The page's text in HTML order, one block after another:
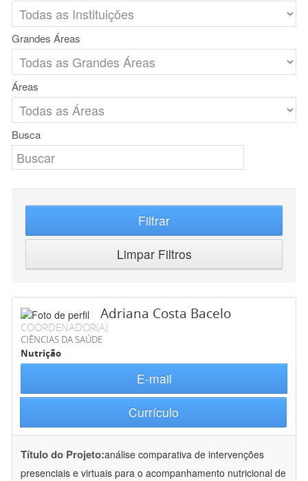
Grandes Áreas
Áreas
Busca
Filtrar
Limpar Filtros
Adriana Costa Bacelo
COORDENADOR(A)
CIÊNCIAS DA SAÚDE
Nutrição
E-mail
Currículo
Título do Projeto:análise comparativa de intervenções
presenciais e virtuais para o acompanhamento nutricional de